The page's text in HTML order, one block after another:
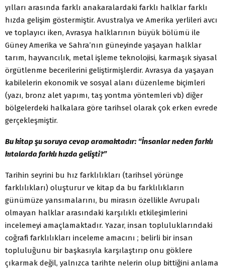
yılları arasında farklı anakaralardaki farklı halklar farklı
hızda gelişim göstermiştir. Avustralya ve Amerika yerlileri avcı
ve toplayıcı iken, Avrasya halklarının büyük bölümü ile
Güney Amerika ve Sahra’nın güneyinde yaşayan halklar
tarım, hayvancılık, metal işleme teknolojisi, karmaşık siyasal
örgütlenme becerilerini geliştirmişlerdir. Avrasya da yaşayan
kabilelerin ekonomik ve sosyal alanı düzenleme biçimleri
(yazı, bronz alet yapımı, taş yontma yöntemleri vb) diğer
bölgelerdeki halkalara göre tarihsel olarak çok erken evrede
gerçekleşmiştir.
Bu kitap şu soruya cevap aramaktadır: “İnsanlar neden farklı
kıtalarda farklı hızda gelişti?”
Tarihin seyrini bu hız farklılıkları (tarihsel yörünge
farklılıkları) oluşturur ve kitap da bu farklılıkların
günümüze yansımalarını, bu mirasın özellikle Avrupalı
olmayan halklar arasındaki karşılıklı etkileşimlerini
incelemeyi amaçlamaktadır. Yazar, insan topluluklarındaki
coğrafi farklılıkları inceleme amacını ; belirli bir insan
topluluğunu bir başkasıyla karşılaştırıp onu göklere
çıkarmak değil, yalnızca tarihte nelerin olup bittiğini anlama